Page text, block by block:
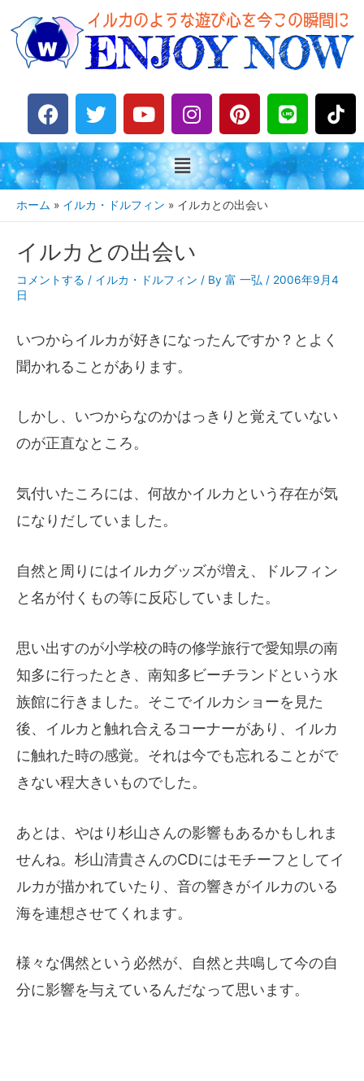
F
a
c
e
b
o
k
T
w
i
t
t
e
Y
o
u
t
u
b
I
n
s
t
a
g
a
P
i
n
t
e
r
L
i
n
e
ホーム イルカ・ドルフィン イルカとの出会い
イルカとの出会い
コメントする / イルカ・ドルフィン / By 富 一弘 / 2006年9月4
日
いつからイルカが好きになったんですか？とよく
聞かれることがあります。
しかし、いつからなのかはっきりと覚えていない
のが正直なところ。
気付いたころには、何故かイルカという存在が気
になりだしていました。
自然と周りにはイルカグッズが増え、ドルフィン
と名が付くもの等に反応していました。
思い出すのが小学校の時の修学旅行で愛知県の南
知多に行ったとき、南知多ビーチランドという水
族館に行きました。そこでイルカショーを見た
後、イルカと触れ合えるコーナーがあり、イルカ
に触れた時の感覚。それは今でも忘れることがで
きない程大きいものでした。
あとは、やはり杉山さんの影響もあるかもしれま
せんね。杉山清貴さんのCDにはモチーフとしてイ
ルカが描かれていたり、音の響きがイルカのいる
海を連想させてくれます。
様々な偶然という必然が、自然と共鳴して今の自
分に影響を与えているんだなって思います。